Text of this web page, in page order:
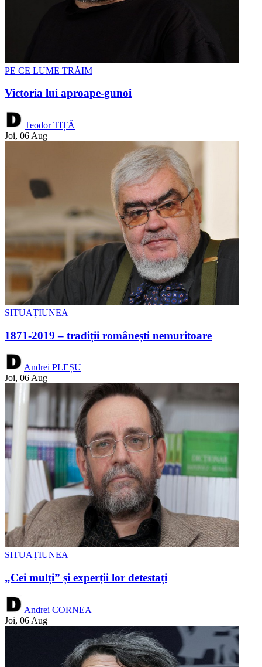
PE CE LUME TRĂIM
Victoria lui aproape-gunoi
Teodor TIȚĂ
Joi, 06 Aug
SITUAȚIUNEA
1871-2019 – tradiții românești nemuritoare
Andrei PLEȘU
Joi, 06 Aug
SITUAȚIUNEA
„Cei mulți” și experții lor detestați
Andrei CORNEA
Joi, 06 Aug